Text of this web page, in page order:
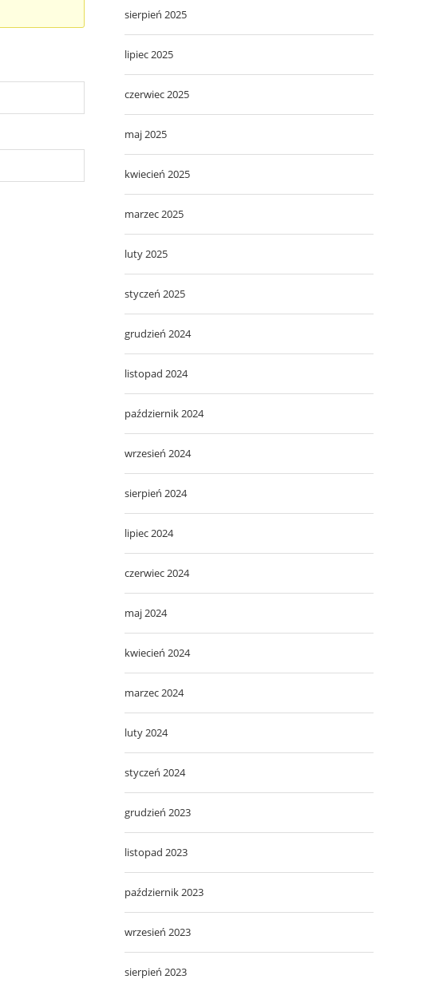
sierpień 2025
lipiec 2025
czerwiec 2025
maj 2025
kwiecień 2025
marzec 2025
luty 2025
styczeń 2025
grudzień 2024
listopad 2024
październik 2024
wrzesień 2024
sierpień 2024
lipiec 2024
czerwiec 2024
maj 2024
kwiecień 2024
marzec 2024
luty 2024
styczeń 2024
grudzień 2023
listopad 2023
październik 2023
wrzesień 2023
sierpień 2023